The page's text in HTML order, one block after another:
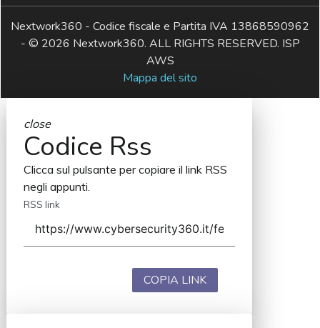
Nextwork360 - Codice fiscale e Partita IVA 13868590962
- © 2026 Nextwork360. ALL RIGHTS RESERVED. ISP
AWS
Mappa del sito
close
Codice Rss
Clicca sul pulsante per copiare il link RSS
negli appunti.
RSS link
COPIA LINK